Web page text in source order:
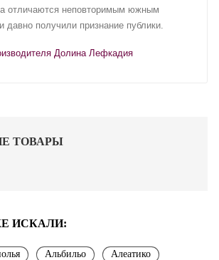
отличаются неповторимым южным
давно получили признание публики.
Долина Лефкадия
ТОВАРЫ
ИСКАЛИ:
Альбильо
Алеатико